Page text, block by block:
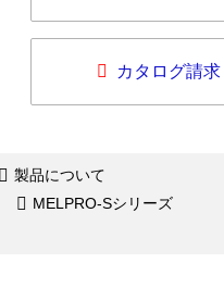
カタログ請求
製品について
MELPRO-Sシリーズ